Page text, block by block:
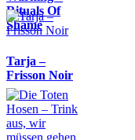
Rituals Of
Shame
Tarja –
Frisson Noir